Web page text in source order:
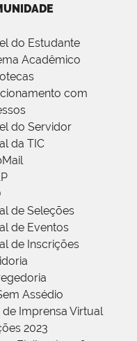
do Estudante
Acadêmico
com
do Servidor
da TIC
de Seleções
de Eventos
de Inscrições
Assédio
de Imprensa Virtual
2023